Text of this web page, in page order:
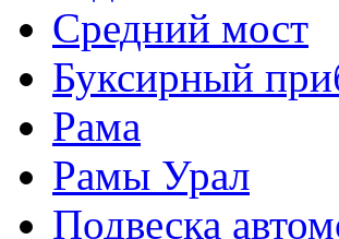
Средний мост
Буксирный
Рама
Рамы Урал
Подвеска